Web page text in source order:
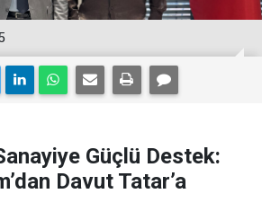
Güçlü Destek:
Davut Tatar’a